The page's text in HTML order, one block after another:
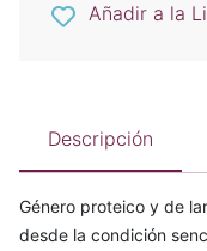
Añadir a la
Descripción
Género proteico y de
desde la condición